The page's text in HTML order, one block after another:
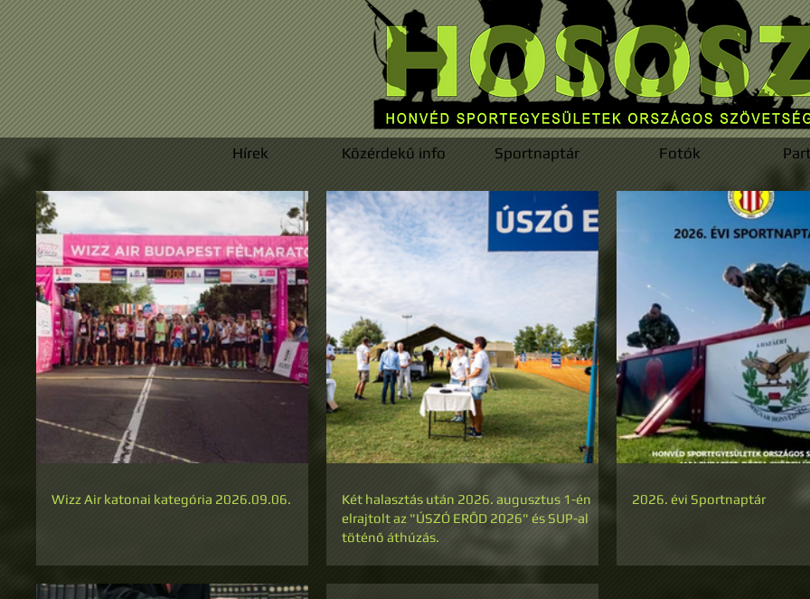
Hírek Közérdekű info Sportnaptár Fotók
Wizz Air katonai kategória 2026.09.06.
Két halasztás után 2026. augusztus 1-én
elrajtolt az "ÚSZÓ ERŐD 2026" és SUP-al
töténő áthúzás.
2026. évi Sportnaptár